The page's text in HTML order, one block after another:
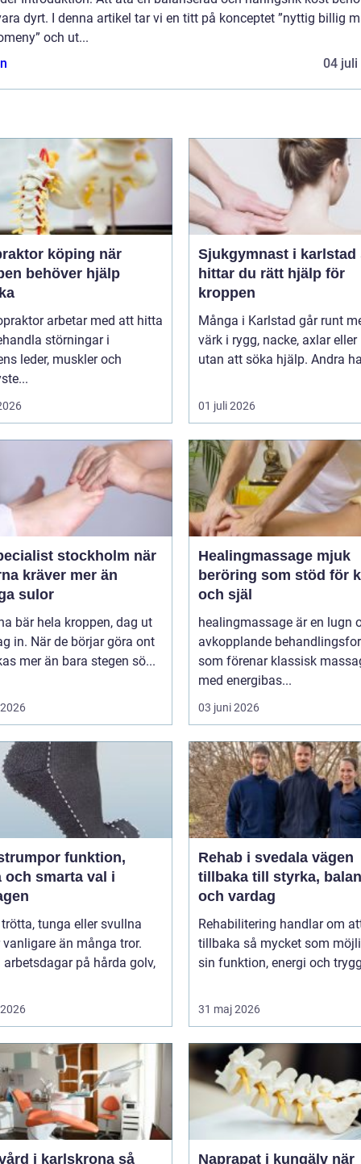
dyrt. I denna artikel tar vi en titt på konceptet ”nyttig billig
och ut...
04 juli
köping när
behöver hjälp
arbetar med att hitta
störningar i
leder, muskler och
Sjukgymnast i karlstad så
hittar du rätt hjälp för
kroppen
Många i Karlstad går runt
värk i rygg, nacke, axlar
utan att söka hjälp. Andra
01 juli 2026
stockholm när
kräver mer än
sulor
bär hela kroppen, dag ut
in. När de börjar göra ont
påverkas mer än bara stegen sö...
Healingmassage mjuk
beröring som stöd för
och själ
healingmassage är en lugn
avkopplande
som förenar klassisk
med energibas...
03 juni 2026
funktion,
och smarta val i
tunga eller svullna
vanligare än många tror.
arbetsdagar på hårda golv,
Rehab i svedala vägen
tillbaka till styrka,
och vardag
Rehabilitering handlar om
tillbaka så mycket som
sin funktion, energi och
31 maj 2026
i karlskrona så
Naprapat i kungälv när